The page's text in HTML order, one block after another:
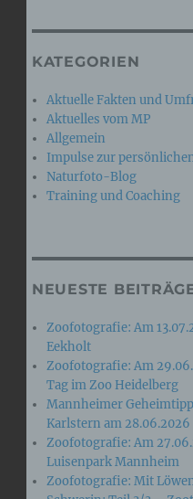
KATEGORIEN
Aktuelle Fakten und
Aktuelles vom MP
Allgemein
Impulse zur
Naturfoto-Blog
Training und Coaching
NEUESTE
Zoofotografie: Am
Eekholt
Zoofotografie: Am
Tag im Zoo Heidelberg
Mannheimer
Karlstern am 28.06.2026
Zoofotografie: Am
Luisenpark Mannheim
Zoofotografie: Mit